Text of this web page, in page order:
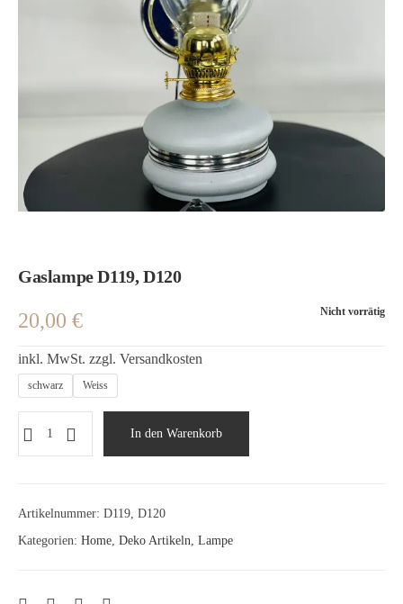
Gaslampe D119, D120
Nicht vorrätig
20,00 €
inkl. MwSt. zzgl. Versandkosten
schwarz Weiss
In den Warenkorb
Artikelnummer: D119, D120
Kategorien: Home, Deko Artikeln, Lampe